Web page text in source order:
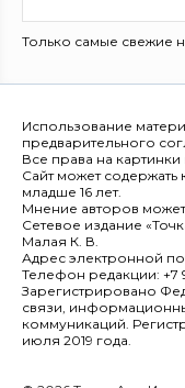
Только самые свежие
Использование
предварительного
Все права на картинки
Сайт может содержать
младше 16 лет.
Мнение авторов
Сетевое издание
Малая К. В.
Адрес электронной
Телефон редакции: +7
Зарегистрировано
связи,
коммуникаций.
июля 2019 года.